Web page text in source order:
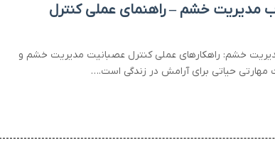
مدیریت خشم – راهنمای عملی کنترل
خشم: راهکارهای عملی کنترل عصبانیت مدیریت خشم و
مهارتی حیاتی برای آرامش در زندگی است.…